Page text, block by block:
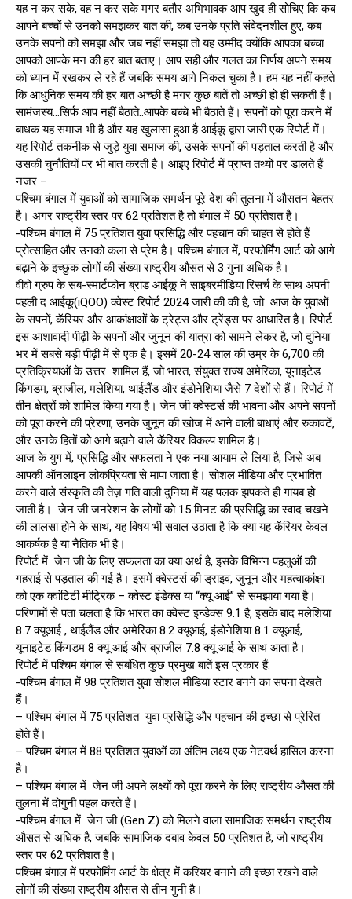
यह न कर सके, वह न कर सके मगर बतौर अभिभावक आप खुद ही सोचिए कि कब
आपने बच्चों से उनको समझकर बात की, कब उनके प्रति संवेदनशील हुए, कब
उनके सपनों को समझा और जब नहीं समझा तो यह उम्मीद क्योंकि आपका बच्चा
आपको आपके मन की हर बात बताए। आप सही और गलत का निर्णय अपने समय
को ध्यान में रखकर ले रहे हैं जबकि समय आगे निकल चुका है। हम यह नहीं कहते
कि आधुनिक समय की हर बात अच्छी है मगर कुछ बातें तो अच्छी हो ही सकती हैं।
सामंजस्य…सिर्फ आप नहीं बैठाते..आपके बच्चे भी बैठाते हैं। सपनों को पूरा करने में
बाधक यह समाज भी है और यह खुलासा हुआ है आईकू द्वारा जारी एक रिपोर्ट में।
यह रिपोर्ट तकनीक से जुड़े युवा समाज की, उसके सपनों की पड़ताल करती है और
उसकी चुनौतियों पर भी बात करती है। आइए रिपोर्ट में प्राप्त तथ्यों पर डालते हैं
नजर –
पश्चिम बंगाल में युवाओं को सामाजिक समर्थन पूरे देश की तुलना में औसतन बेहतर
है। अगर राष्ट्रीय स्तर पर 62 प्रतिशत है तो बंगाल में 50 प्रतिशत है।
-पश्चिम बंगाल में 75 प्रतिशत युवा प्रसिद्धि और पहचान की चाहत से होते हैं
प्रोत्साहित और उनको कला से प्रेम है। पश्चिम बंगाल में, परफोर्मिंग आर्ट को आगे
बढ़ाने के इच्छुक लोगों की संख्या राष्ट्रीय औसत से 3 गुना अधिक है।
वीवो ग्रुप के सब-स्मार्टफोन ब्रांड आईकू ने साइबरमीडिया रिसर्च के साथ अपनी
पहली द आईकू(iQOO) क्वेस्ट रिपोर्ट 2024 जारी की की है, जो आज के युवाओं
के सपनों, कॅरियर और आकांक्षाओं के ट्रेट्स और ट्रेंड्स पर आधारित है। रिपोर्ट
इस आशावादी पीढ़ी के सपनों और जुनून की यात्रा को सामने लेकर है, जो दुनिया
भर में सबसे बड़ी पीढ़ी में से एक है। इसमें 20-24 साल की उम्र के 6,700 की
प्रतिक्रियाओं के उत्तर शामिल हैं, जो भारत, संयुक्त राज्य अमेरिका, यूनाइटेड
किंगडम, ब्राजील, मलेशिया, थाईलैंड और इंडोनेशिया जैसे 7 देशों से हैं। रिपोर्ट में
तीन क्षेत्रों को शामिल किया गया है। जेन जी क्वेस्टर्स की भावना और अपने सपनों
को पूरा करने की प्रेरणा, उनके जुनून की खोज में आने वाली बाधाएं और रुकावटें,
और उनके हितों को आगे बढ़ाने वाले कॅरियर विकल्प शामिल है।
आज के युग में, प्रसिद्धि और सफलता ने एक नया आयाम ले लिया है, जिसे अब
आपकी ऑनलाइन लोकप्रियता से मापा जाता है। सोशल मीडिया और प्रभावित
करने वाले संस्कृति की तेज़ गति वाली दुनिया में यह पलक झपकते ही गायब हो
जाती है। जेन जी जनरेशन के लोगों को 15 मिनट की प्रसिद्धि का स्वाद चखने
की लालसा होने के साथ, यह विषय भी सवाल उठाता है कि क्या यह कॅरियर केवल
आकर्षक है या नैतिक भी है।
रिपोर्ट में जेन जी के लिए सफलता का क्या अर्थ है, इसके विभिन्न पहलुओं की
गहराई से पड़ताल की गई है। इसमें क्वेस्टर्स की ड्राइव, जुनून और महत्वाकांक्षा
को एक क्वांटिटी मीट्रिक – क्वेस्ट इंडेक्स या “क्यू आई” से समझाया गया है।
परिणामों से पता चलता है कि भारत का क्वेस्ट इन्डेक्स 9.1 है, इसके बाद मलेशिया
8.7 क्यूआई , थाईलैंड और अमेरिका 8.2 क्यूआई, इंडोनेशिया 8.1 क्यूआई,
यूनाइटेड किंगडम 8 क्यू आई और ब्राजील 7.8 क्यू आई के साथ आता है।
रिपोर्ट में पश्चिम बंगाल से संबंधित कुछ प्रमुख बातें इस प्रकार हैं:
-पश्चिम बंगाल में 98 प्रतिशत युवा सोशल मीडिया स्टार बनने का सपना देखते
हैं।
– पश्चिम बंगाल में 75 प्रतिशत युवा प्रसिद्धि और पहचान की इच्छा से प्रेरित
होते हैं।
– पश्चिम बंगाल में 88 प्रतिशत युवाओं का अंतिम लक्ष्य एक नेटवर्थ हासिल करना
है।
– पश्चिम बंगाल में जेन जी अपने लक्ष्यों को पूरा करने के लिए राष्ट्रीय औसत की
तुलना में दोगुनी पहल करते हैं।
-पश्चिम बंगाल में जेन जी (Gen Z) को मिलने वाला सामाजिक समर्थन राष्ट्रीय
औसत से अधिक है, जबकि सामाजिक दबाव केवल 50 प्रतिशत है, जो राष्ट्रीय
स्तर पर 62 प्रतिशत है।
पश्चिम बंगाल में परफोर्मिंग आर्ट के क्षेत्र में करियर बनाने की इच्छा रखने वाले
लोगों की संख्या राष्ट्रीय औसत से तीन गुनी है।